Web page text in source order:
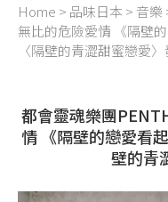
Home > 品味日本 > 音樂
無比的危險愛情 《隔壁
〈隔壁的青澀甜蜜戀愛
都會靈魂樂團
情 《隔壁的戀愛看
壁的青